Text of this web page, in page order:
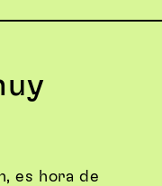
es hora de